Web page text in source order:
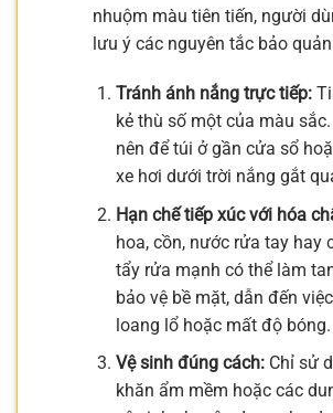
nhuộm màu tiên tiến, người
lưu ý các nguyên tắc bảo
Tránh ánh nắng trực tiếp:
kẻ thù số một của màu
nên để túi ở gần cửa sổ
xe hơi dưới trời nắng gắt
Hạn chế tiếp xúc với hóa
hoa, cồn, nước rửa tay hay
tẩy rửa mạnh có thể làm
bảo vệ bề mặt, dẫn đến
loang lổ hoặc mất độ bóng.
Vệ sinh đúng cách:Chỉ sử
khăn ẩm mềm hoặc các